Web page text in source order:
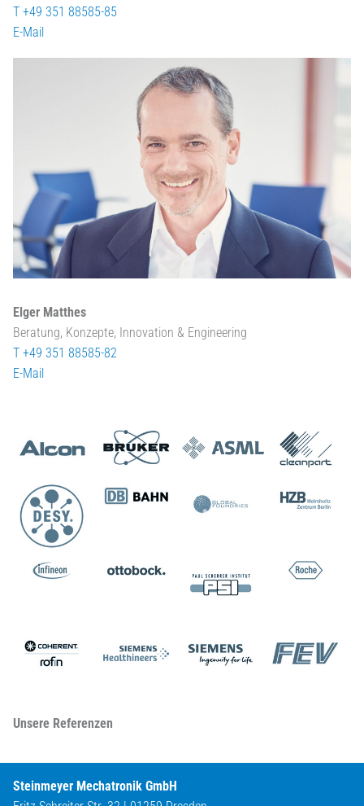
T +49 351 88585-85
E-Mail
Elger Matthes
Beratung, Konzepte, Innovation & Engineering
T +49 351 88585-82
E-Mail
Unsere Referenzen
Steinmeyer Mechatronik GmbH